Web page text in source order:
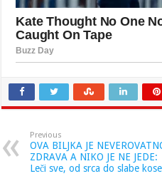
Previous
OVA BILJKA JE
ZDRAVA A NIKO JE NE JEDE:
Leči sve, od srca do slabe